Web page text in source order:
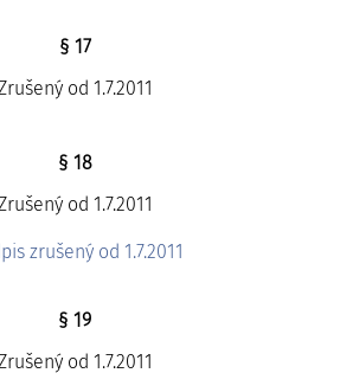
§ 17
od 1.7.2011
§ 18
od 1.7.2011
zrušený od 1.7.2011
§ 19
od 1.7.2011